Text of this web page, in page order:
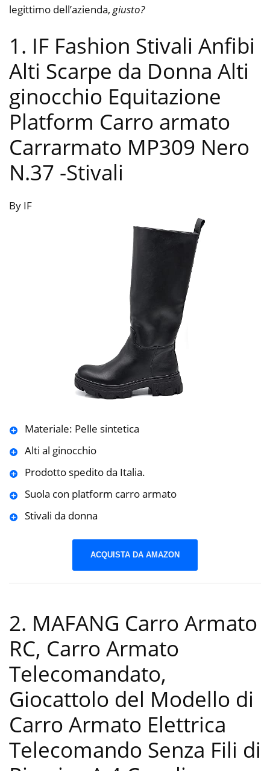
legittimo dell’azienda, giusto?
1. IF Fashion Stivali Anfibi
Alti Scarpe da Donna Alti
ginocchio Equitazione
Platform Carro armato
Carrarmato MP309 Nero
N.37 -Stivali
By IF
Materiale: Pelle sintetica
Alti al ginocchio
Prodotto spedito da Italia.
Suola con platform carro armato
Stivali da donna
ACQUISTA DA AMAZON
2. MAFANG Carro Armato
RC, Carro Armato
Telecomandato,
Giocattolo del Modello di
Carro Armato Elettrica
Telecomando Senza Fili di